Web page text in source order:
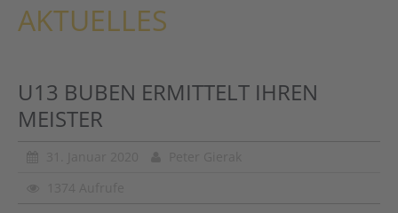
Kontakt
Shop
AKTUELLES
U13 BUBEN ERMITTELT IHREN
MEISTER